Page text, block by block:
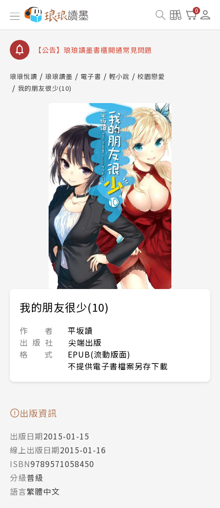
0
【公告】8/10、8/13 行動網路降速演練提醒
【公告】琅琅讀墨數位閱讀資產合併與書櫃開通申請
【公告】琅琅讀墨書櫃開通常見問題
請圖文教學
【公告】琅琅書店服務升級重要說明及資產合併結果
查詢
【公告】8/10、8/13 行動網路降速演練提醒
琅琅悅讀 琅琅讀墨 電子書 輕小說
校園戀愛
我的朋友很少(10)
我的朋友很少(10)
作 者
平坂讀
出 版 社
尖端出版
格 式
EPUB(流動版面)
不提供電子書檔案另存下載
出版資訊
出版日期2015-01-15
線上出版日期2015-01-16
ISBN9789571058450
分級普級
語言繁體中文